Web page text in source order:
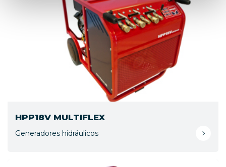
HPP18V MULTIFLEX
Generadores hidráulicos